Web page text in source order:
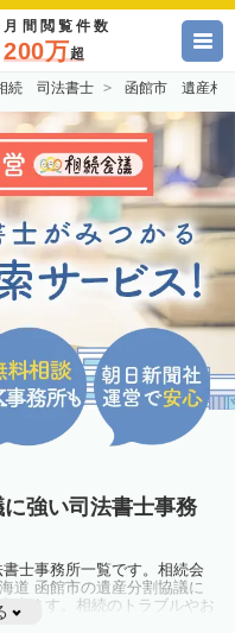
月間閲覧件数
200万超
続 司法書士 函館市 遺産相
強い司法書士事務
士事務所一覧です。相続会
道 函館市の遺産分割協議に
来ます。相続のトラブルやお
に相談してみましょう。